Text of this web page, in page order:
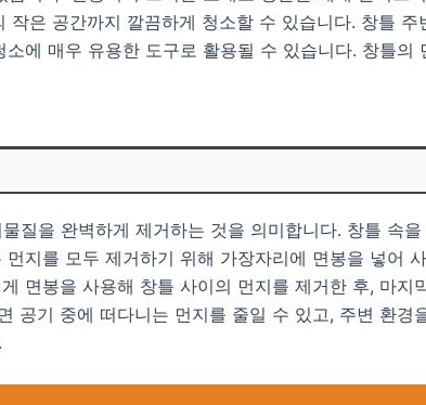
은 공간까지 깔끔하게 청소할 수 있습니다. 창틀
에 매우 유용한 도구로 활용될 수 있습니다. 창틀의
질을 완벽하게 제거하는 것을 의미합니다. 창틀 속
지를 모두 제거하기 위해 가장자리에 면봉을 넣어
면봉을 사용해 창틀 사이의 먼지를 제거한 후, 마지
공기 중에 떠다니는 먼지를 줄일 수 있고, 주변 환경